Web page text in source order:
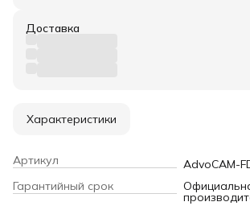
Доставка
Характеристики
Артикул
AdvoCAM-
Гарантийный срок